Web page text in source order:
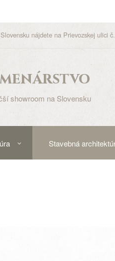
nájdete na Prievozskej ulici
showroom na Slovensku
Stavebná